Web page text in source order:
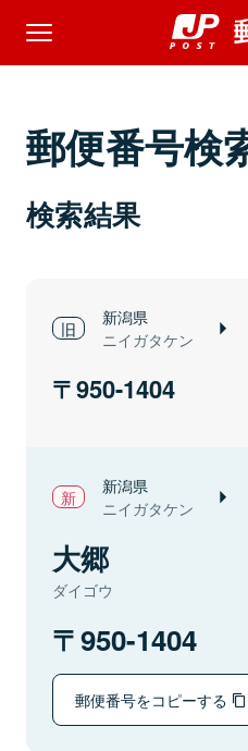
郵便番号検
検索結果
新潟県
ニイガタケン
950-1404
新潟県
ニイガタケン
大郷
ダイゴウ
950-1404
郵便番号をコピーする